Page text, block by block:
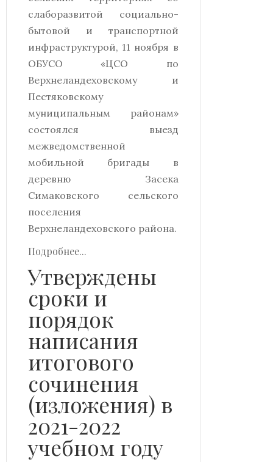
слаборазвитой социально-
бытовой и транспортной
инфраструктурой, 11 ноября в
ОБУСО «ЦСО по
Верхнеландеховскому и
Пестяковскому
муниципальным районам»
состоялся выезд
межведомственной
мобильной бригады в
деревню Засека
Симаковского сельского
поселения
Верхнеландеховского района.
Подробнее...
Утверждены
сроки и
порядок
написания
итогового
сочинения
(изложения) в
2021-2022
учебном году